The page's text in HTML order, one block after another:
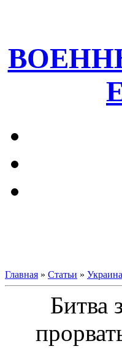
Главная » Статьи »
Битва